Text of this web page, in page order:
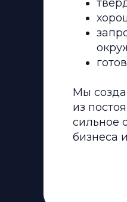
Мы
из
сильное
бизнеса